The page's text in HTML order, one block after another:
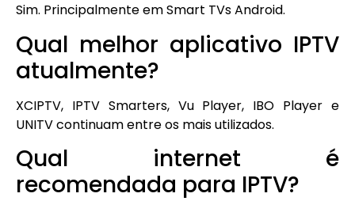
Sim. Principalmente em Smart TVs Android.
Qual melhor aplicativo IPTV
atualmente?
XCIPTV, IPTV Smarters, Vu Player, IBO Player e
UNITV continuam entre os mais utilizados.
Qual internet é
recomendada para IPTV?